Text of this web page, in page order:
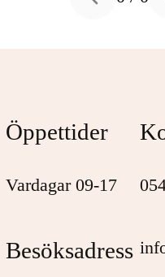
Öppettider
Vardagar 09-17
Besöksadress